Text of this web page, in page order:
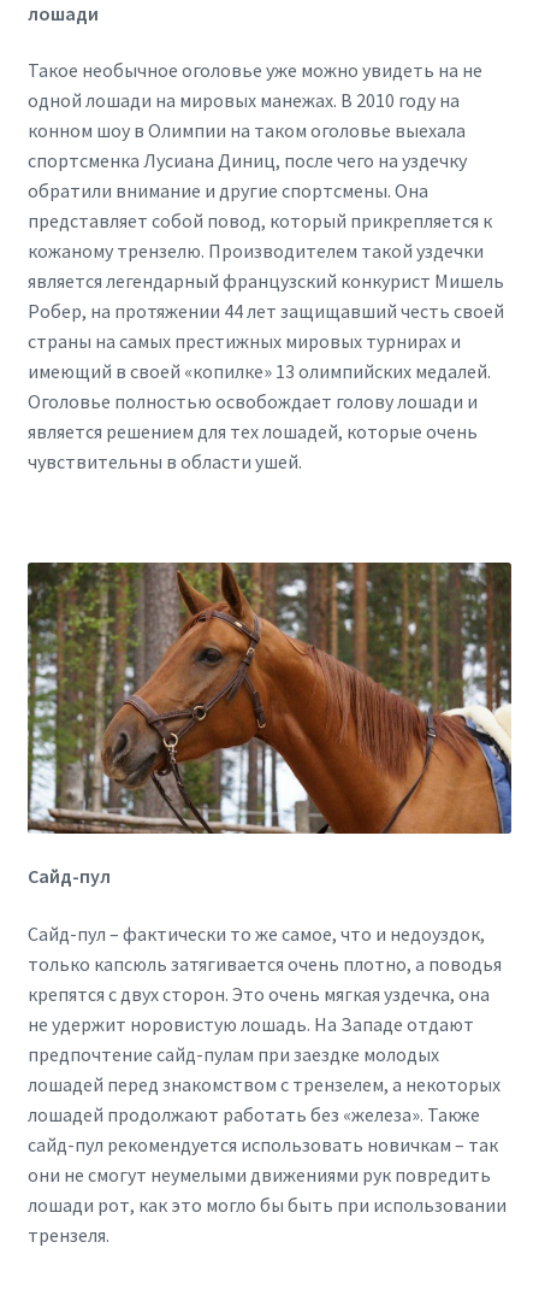
лошади
Такое необычное оголовье уже можно увидеть на не
одной лошади на мировых манежах. В 2010 году на
конном шоу в Олимпии на таком оголовье выехала
спортсменка Лусиана Диниц, после чего на уздечку
обратили внимание и другие спортсмены. Она
представляет собой повод, который прикрепляется к
кожаному трензелю. Производителем такой уздечки
является легендарный французский конкурист Мишель
Робер, на протяжении 44 лет защищавший честь своей
страны на самых престижных мировых турнирах и
имеющий в своей «копилке» 13 олимпийских медалей.
Оголовье полностью освобождает голову лошади и
является решением для тех лошадей, которые очень
чувствительны в области ушей.
Сайд-пул
Сайд-пул – фактически то же самое, что и недоуздок,
только капсюль затягивается очень плотно, а поводья
крепятся с двух сторон. Это очень мягкая уздечка, она
не удержит норовистую лошадь. На Западе отдают
предпочтение сайд-пулам при заездке молодых
лошадей перед знакомством с трензелем, а некоторых
лошадей продолжают работать без «железа». Также
сайд-пул рекомендуется использовать новичкам – так
они не смогут неумелыми движениями рук повредить
лошади рот, как это могло бы быть при использовании
трензеля.